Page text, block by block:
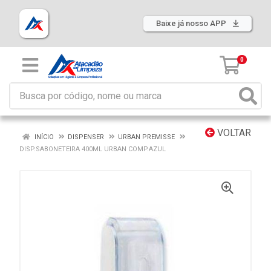
Baixe já nosso APP
0
VOLTAR
INÍCIO DISPENSER
URBAN PREMISSE
DISP.SABONETEIRA 400ML URBAN COMP.AZUL